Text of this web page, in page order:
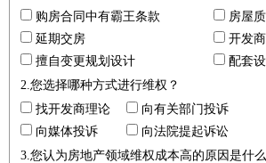
购房合同中有霸王条款
房屋
延期交房
开发
擅自变更规划设计
配套
2.您选择哪种方式进行维权？
找开发商理论
向有关部门投诉
向媒体投诉
向法院提起诉讼
3.您认为房地产领域维权成本高的原因是什